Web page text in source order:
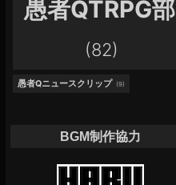
愚者QTRPG部
(82)
愚者Qニュースクリップ (9)
BGM制作協力